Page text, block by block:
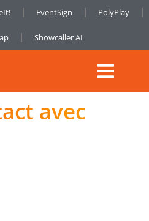
EventSign PolyPlay
Showcaller AI
avec